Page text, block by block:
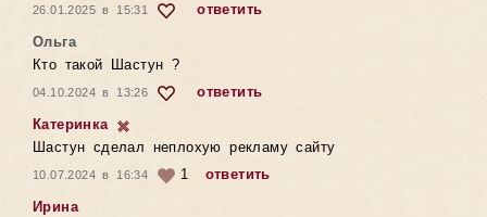
26.01.2025 в 15:31
ответить
Ольга
Кто такой Шастун ?
04.10.2024 в 13:26
ответить
Катеринка
Шастун сделал неплохую рекламу сайту
10.07.2024 в 16:34 1
ответить
Ирина